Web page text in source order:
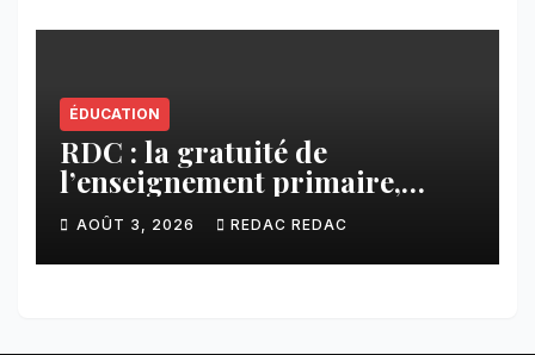
ÉDUCATION
RDC : la gratuité de
l’enseignement primaire,
vision phare du Président
Félix Tshisekedi réaffirmée
par une circulaire du
AOÛT 3, 2026 REDAC REDAC